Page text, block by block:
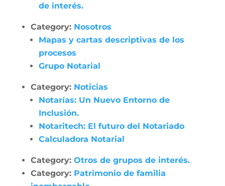
de interés.
Category: Nosotros
Mapas y cartas descriptivas de los
procesos
Grupo Notarial
Category: Noticias
Notarías: Un Nuevo Entorno de
Inclusión.
Notaritech: El futuro del Notariado
Calculadora Notarial
Category: Otros de grupos de interés.
Category: Patrimonio de familia